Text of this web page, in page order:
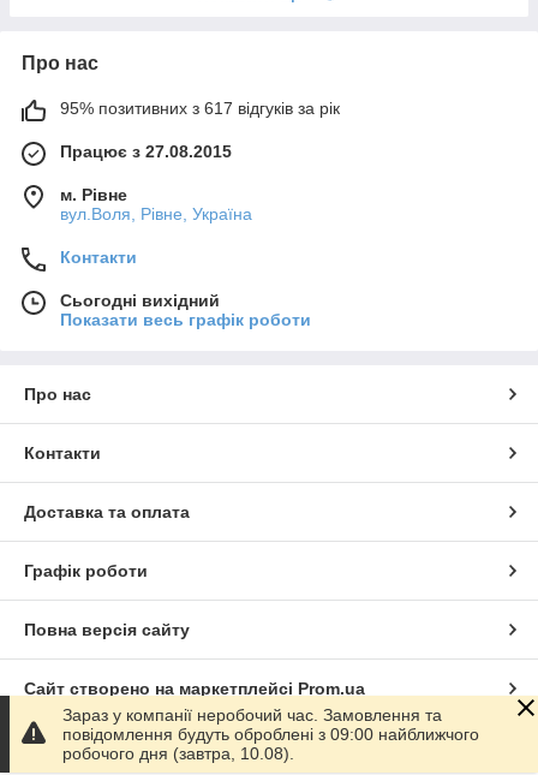
Про нас
95% позитивних з 617 відгуків за рік
Працює з 27.08.2015
м. Рівне
вул.Воля, Рівне, Україна
Контакти
Сьогодні вихідний
Показати весь графік роботи
Про нас
Контакти
Доставка та оплата
Графік роботи
Повна версія сайту
Сайт створено на маркетплейсі Prom.ua
Політика конфіденційності
Зараз у компанії неробочий час. Замовлення та
повідомлення будуть оброблені з 09:00 найближчого
робочого дня (завтра, 10.08).